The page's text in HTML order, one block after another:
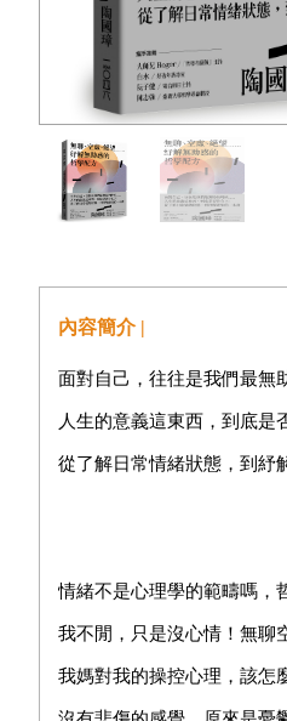
內容簡介 |
面對自己，往往是我們最
人生的意義這東西，到底是
從了解日常情緒狀態，到紓
情緒不是心理學的範疇嗎，
我不閒，只是沒心情！無聊
我媽對我的操控心理，該怎